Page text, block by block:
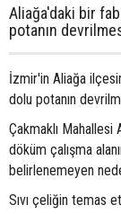
Aliağa'daki bir
potanın
İzmir'in Aliağa
dolu potanın
Çakmaklı
döküm çalışma
belirlenemeyen
Sıvı çeliğin temas